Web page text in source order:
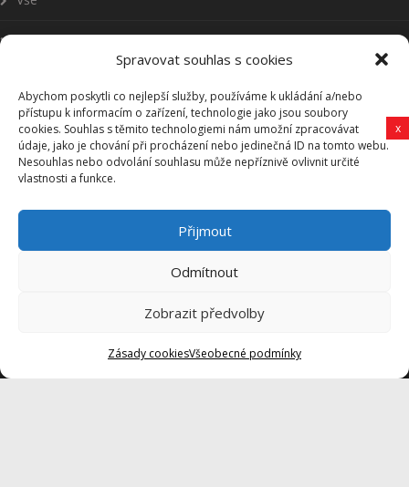
Spravovat souhlas s cookies
Abychom poskytli co nejlepší služby, používáme k ukládání a/nebo
přístupu k informacím o zařízení, technologie jako jsou soubory
cookies. Souhlas s těmito technologiemi nám umožní zpracovávat
údaje, jako je chování při procházení nebo jedinečná ID na tomto webu.
Nesouhlas nebo odvolání souhlasu může nepříznivě ovlivnit určité
vlastnosti a funkce.
Přijmout
Odmítnout
Zobrazit předvolby
Zásady cookiesVšeobecné podmínky
Zprávy
Kultura
redakce@vysocina-news.cz
x